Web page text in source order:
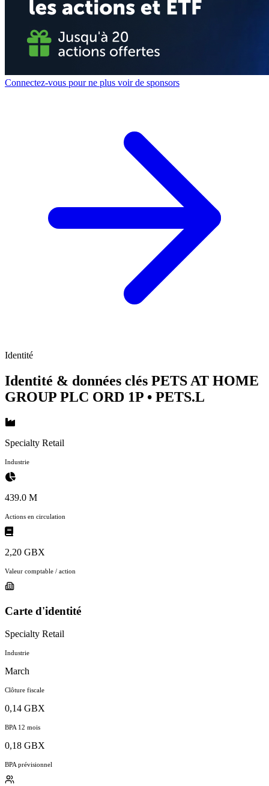
Connectez-vous pour ne plus voir de sponsors
Identité
Identité & données clés PETS AT HOME
GROUP PLC ORD 1P • PETS.L
Specialty Retail
Industrie
439.0 M
Actions en circulation
2,20 GBX
Valeur comptable / action
Carte d'identité
Specialty Retail
Industrie
March
Clôture fiscale
0,14 GBX
BPA 12 mois
0,18 GBX
BPA prévisionnel